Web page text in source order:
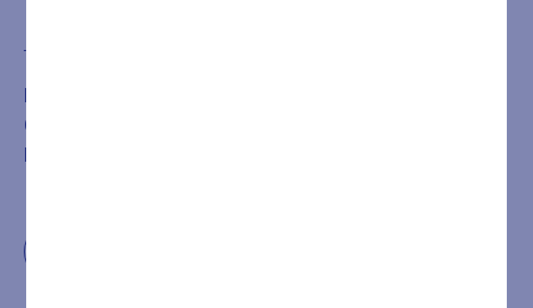
È NECESSARIA LA PRENOTAZIONE DEL TRATTAMENTO
O DEL PERCORSO ACQUISTATO CHIAMANDO IL
NUMERO